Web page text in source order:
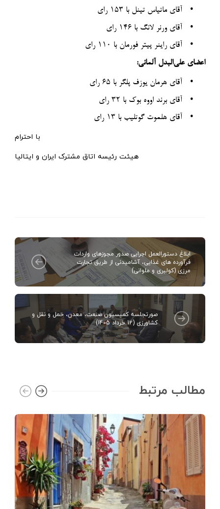
• آقای ماتیاس تینل با ۱۵۳ رای
• آقای ورنر لانگ با ۱۴۶ رای
•
آقای راینر پیتر فورمان با ۱۱۰ رای
اعضای علی‌البدل آلمانی:
• آقای هرمان یوزف پلگر با ۶۵ رای
• آقای برند اووه بوک با ۳۲ رای
• آقای هلموت گوتلیب با ۱۳ رای
با احترام
هیئت رئیسه اتاق مشترک ایران و ایتالیا
ابلاغ دستورالعمل اجرایی صدور مجوزهای واردات
فرآورده های غذایی، آشامیدنی از طریق تجارت
مرزی (کولبری و ملوانی)
صورتجلسه کمیسیون صنعت، معدن، حمل و نقل و
کشاورزی (12 خرداد 1405)
مطالب مرتبط